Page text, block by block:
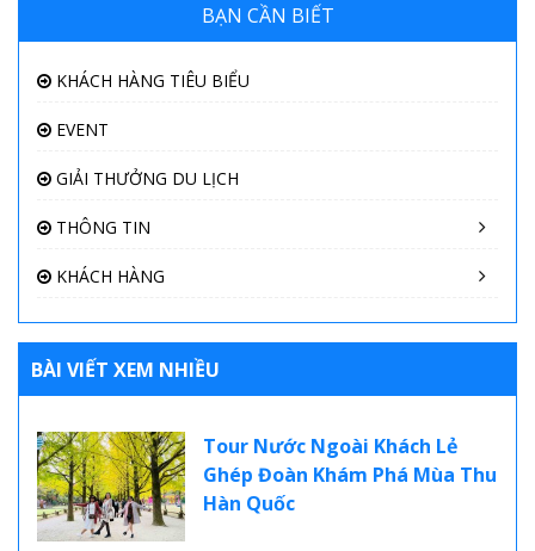
BẠN CẦN BIẾT
KHÁCH HÀNG TIÊU BIỂU
EVENT
GIẢI THƯỞNG DU LỊCH
THÔNG TIN
KHÁCH HÀNG
BÀI VIẾT XEM NHIỀU
Tour Nước Ngoài Khách Lẻ
Ghép Đoàn Khám Phá Mùa Thu
Hàn Quốc